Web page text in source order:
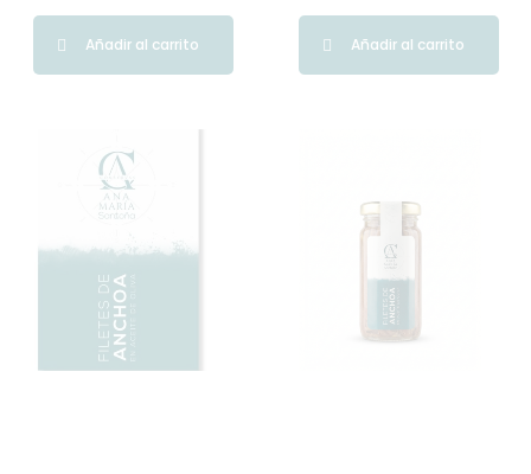
Añadir al carrito Añadir al carrito